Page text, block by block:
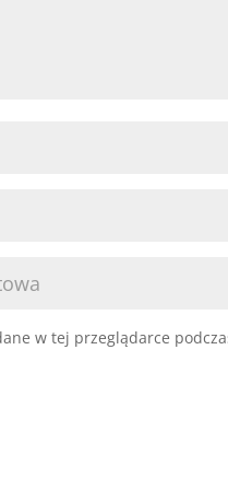
w tej przeglądarce